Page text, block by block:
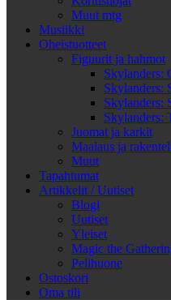
Muut mtg
Musiikki
Oheistuotteet
Figuurit ja hahmot
Skylanders:
Skylanders:
Skylanders:
Skylanders:
Juomat ja karkit
Maalaus ja
Muut
Tapahtumat
Artikkelit / Uutiset
Blogi
Uutiset
Yleiset
Magic the
Pelihuone
Ostoskori
Oma tili